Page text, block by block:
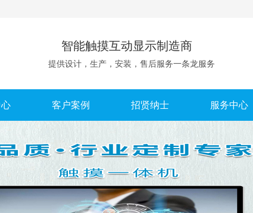
智能触摸互动显示制造商
提供设计，生产，安装，售后服务一条龙服务
客户案例 招贤纳士 服务中心